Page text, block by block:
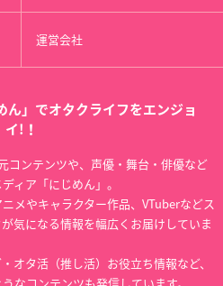
運営会社
ん」でオタクライフをエンジョ
イ!！
コンテンツや、声優・舞台・俳優など
ィア「にじめん」。
メやキャラクター作品、VTuberなどス
気になる情報を幅広くお届けしていま
オタ活（推し活）お役立ち情報など、